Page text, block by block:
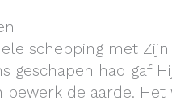
schepping met
geschapen had gaf
bewerk de aarde. Het